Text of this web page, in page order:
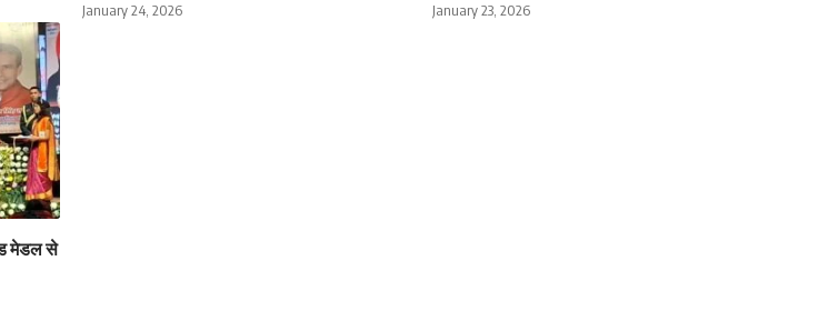
January 24, 2026 January 23, 2026
मेडल से